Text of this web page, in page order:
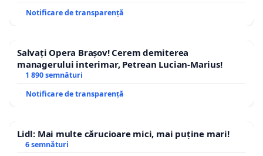
Notificare de transparență
Salvați Opera Brașov! Cerem demiterea
managerului interimar, Petrean Lucian-Marius!
1 890 semnături
Notificare de transparență
Lidl: Mai multe cărucioare mici, mai puține mari!
6 semnături